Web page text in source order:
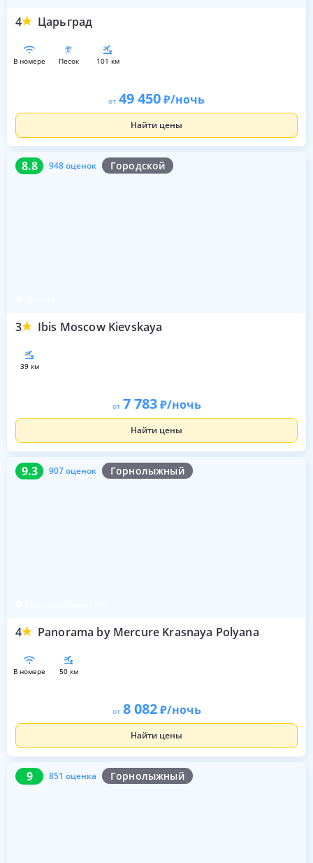
4 Царьград
в номере песок 101 км
от 49 450 /ночь
Найти цены
8.8 948 оценок Городской
3 Ibis Moscow Kievskaya
8.8 948 оценок
39 км
от 7 783 /ночь
Найти цены
9.3 907 оценок Горнолыжный
4 Panorama by Mercure Krasnaya Polyana
9.3 907 оценок
в номере 50 км
от 8 082 /ночь
Найти цены
9 851 оценка Горнолыжный
9 851 оценка